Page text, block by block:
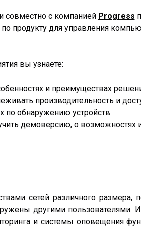
совместно с компанией Progress
по продукту для управления
вы узнаете:
и преимуществах
производительность и
по обнаружению устройств
демоверсию, о возможностях
сетей различного размера,
другими пользователями.
и системы оповещения